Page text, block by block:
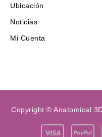
Ubicación
Noticias
Mi Cuenta
Copyright © Anatomical